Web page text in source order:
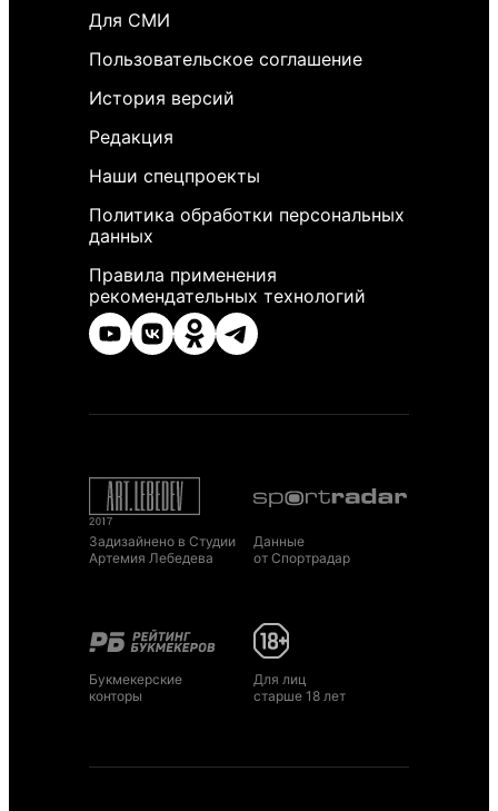
Для СМИ
Пользовательское соглашение
История версий
Редакция
Наши спецпроекты
Политика обработки персональных
данных
Правила применения
рекомендательных технологий
Задизайнено в Студии
Артемия Лебедева
Данные
от Спортрадар
Букмекерские
конторы
Для лиц
старше 18 лет